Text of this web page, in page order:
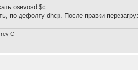
osevosd.$c
по дефолту dhcp. После правки
rev С